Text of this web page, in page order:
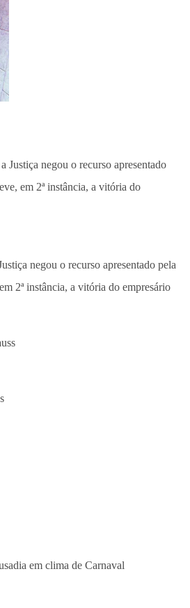
negou o recurso apresentado pela
2ª instância, a vitória do empresário